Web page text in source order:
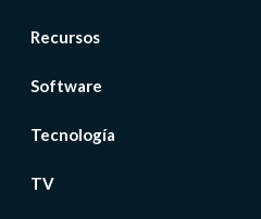
Recursos
Software
Tecnología
TV